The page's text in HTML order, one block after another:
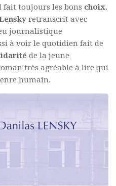
fait toujours les bons choix.
retranscrit avec
journalistique
à voir le quotidien fait de
de la jeune
très agréable à lire qui
humain.